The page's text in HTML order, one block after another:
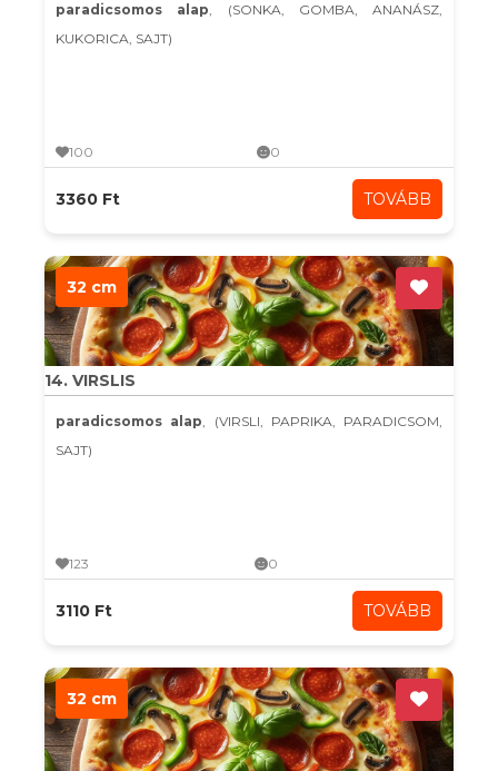
paradicsomos alap, (SONKA, GOMBA, ANANÁSZ,
KUKORICA, SAJT)
100 0
3360 Ft TOVÁBB
32 cm
14. VIRSLIS
paradicsomos alap, (VIRSLI, PAPRIKA, PARADICSOM,
SAJT)
123 0
3110 Ft TOVÁBB
32 cm